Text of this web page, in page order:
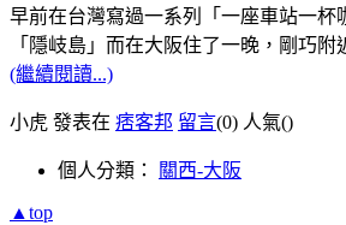
早前在台灣寫過一系列「一座車站一
「隱岐島」而在大阪住了一晚，剛巧
(繼續閱讀...)
小虎 發表在 痞客邦 留言(0) 人氣()
個人分類： 關西-大阪
▲top